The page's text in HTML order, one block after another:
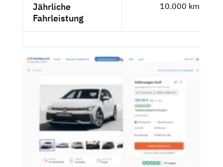
Jährliche
Fahrleistung
10.000 km